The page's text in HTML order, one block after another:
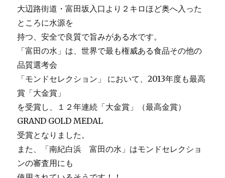
大辺路街道・富田坂入口より２キロほど奥へ入った
ところに水源を
持つ、安全で良質で旨みがある水です。
「富田の水」は、世界で最も権威ある食品その他の
品質選考会
「モンドセレクション」 において、2013年度も最高
賞「大金賞」
を受賞し、１２年連続「大金賞」（最高金賞）
GRAND GOLD MEDAL
受賞となりました。
また、「南紀白浜 富田の水」はモンドセレクショ
ンの審査用にも